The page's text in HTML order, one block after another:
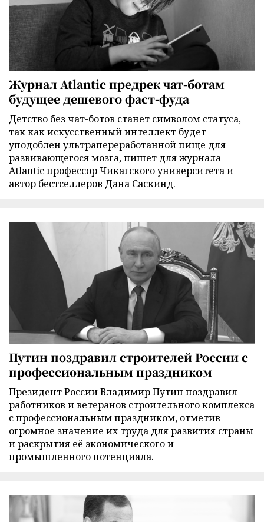
Журнал Atlantic предрек чат-ботам
будущее дешевого фаст-фуда
Детство без чат-ботов станет символом статуса,
так как искусственный интеллект будет
уподоблен ультрапереработанной пище для
развивающегося мозга, пишет для журнала
Atlantic профессор Чикагского университета и
автор бестселлеров Дана Саскинд.
Путин поздравил строителей России с
профессиональным праздником
Президент России Владимир Путин поздравил
работников и ветеранов строительного комплекса
с профессиональным праздником, отметив
огромное значение их труда для развития страны
и раскрытия её экономического и
промышленного потенциала.